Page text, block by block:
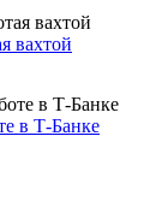
вахтой
в Т-Банке